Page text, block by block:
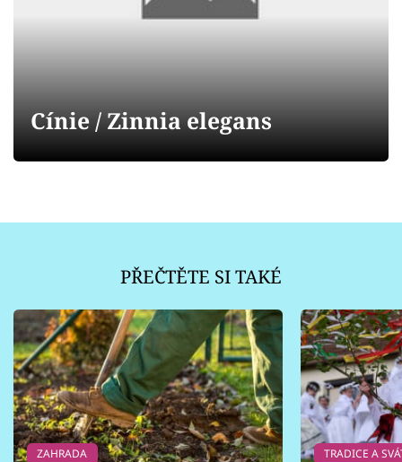
Sledujte nás
Cínie / Zinnia elegans
PŘEČTĚTE SI TAKÉ
ZAHRADA TRADICE A